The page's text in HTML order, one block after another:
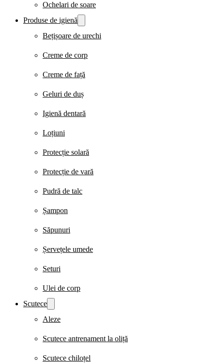
Ochelari de soare
Produse de igienă
Bețișoare de urechi
Creme de corp
Creme de față
Geluri de duș
Igienă dentară
Loțiuni
Protecție solară
Protecție de vară
Pudră de talc
Șampon
Săpunuri
Șervețele umede
Seturi
Ulei de corp
Scutece
Aleze
Scutece antrenament la oliță
Scutece chiloțel